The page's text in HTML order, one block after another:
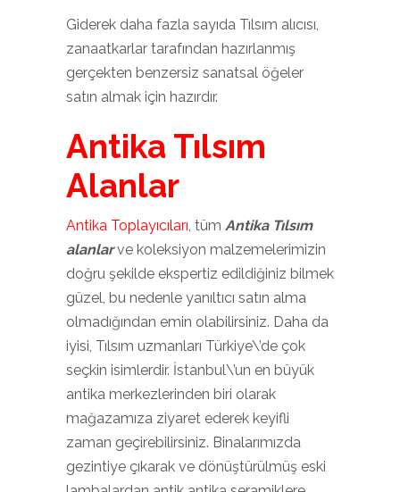
Giderek daha fazla sayıda Tılsım alıcısı,
zanaatkarlar tarafından hazırlanmış
gerçekten benzersiz sanatsal öğeler
satın almak için hazırdır.
Antika Tılsım
Alanlar
Antika Toplayıcıları, tüm Antika Tılsım
alanlarve koleksiyon malzemelerimizin
doğru şekilde ekspertiz edildiğiniz bilmek
güzel, bu nedenle yanıltıcı satın alma
olmadığından emin olabilirsiniz. Daha da
iyisi, Tılsım uzmanları Türkiye\’de çok
seçkin isimlerdir. İstanbul\’un en büyük
antika merkezlerinden biri olarak
mağazamıza ziyaret ederek keyifli
zaman geçirebilirsiniz. Binalarımızda
gezintiye çıkarak ve dönüştürülmüş eski